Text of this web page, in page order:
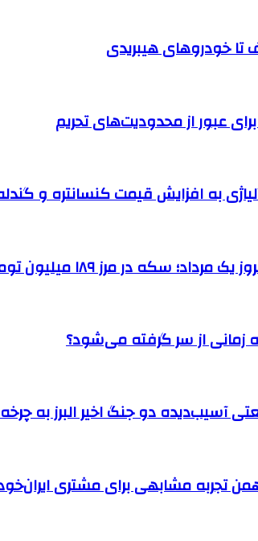
خودروهای هیبریدی
عبور از محدودیت‌های تحریم
به افزایش قیمت کنسانتره و
سکه در مرز ۱۸۹ میلیون تومان
زمانی از سر گرفته می‌شود؟
تجربه مشابهی برای مشتری